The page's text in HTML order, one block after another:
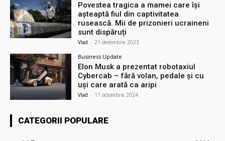
Povestea tragica a mamei care își
așteaptă fiul din captivitatea
rusească. Mii de prizonieri ucraineni
sunt dispăruți
Vlad - 21 decembrie 2023
Business Update
Elon Musk a prezentat robotaxiul
Cyberсab – fără volan, pedale și cu
uși care arată ca aripi
Vlad - 11 octombrie 2024
CATEGORII POPULARE